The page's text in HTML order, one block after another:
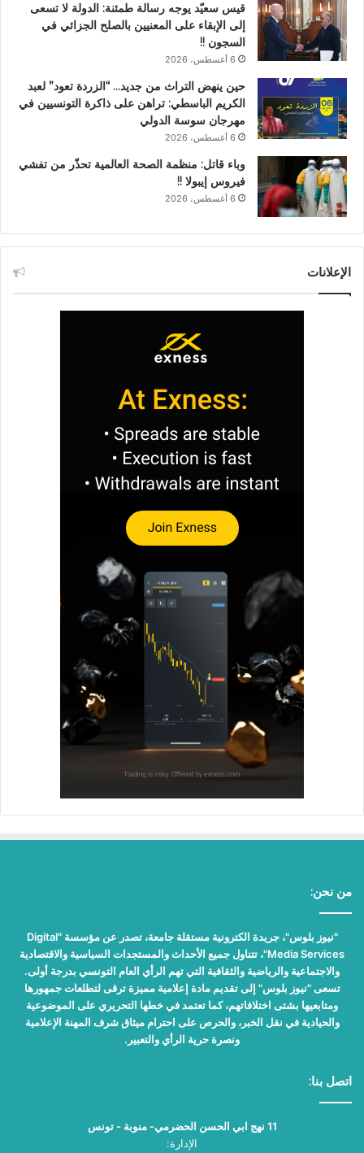
قيس سعيّد يوجه رسالة طمئنة: الدولة لا تسعى
إلى الإبقاء على المعنيين بالصلح الجزائي في
السجون !!
6 أغسطس، 2026
حين ينهض التراث من جديد… “الزردة تعود” لعبد
الكريم الباسطي: تراهن على ذاكرة التونسيين في
مهرجان سوسة الدولي
6 أغسطس، 2026
وباء قاتل: منظمة الصحة العالمية تحذّر من تفشي
فيروس إيبولا !!
6 أغسطس، 2026
الإعلانات
من نحن:
"نيوز بلوس"، جريدة الكترونية مستقلة جامعة، تصدر عن مؤسسة "Digital
Media Services"، تتناول جميع الأحداث والمستجدات السياسية والاقتصادية
والاجتماعية والرياضية والثقافية التي تهم الرأي العام التونسي بدرجة أولى.
تسعى "نيوز بلوس" إلى تقديم مادة إعلامية مميزة ترقى لتطلعات جمهورها
ومتابعيها بشتى اختلافاتهم، كما تعتمد في خطها التحريري على الموضوعية
والحيادية في نقل الخبر، والحرص على احترام ميثاق شرف المهنة الإعلامية
ونصرة حرية الرأي والتعبير.
اتصل بنا:
11 نهج ابي الحسن الحضرمي- منوبة - تونس
الإدارة: